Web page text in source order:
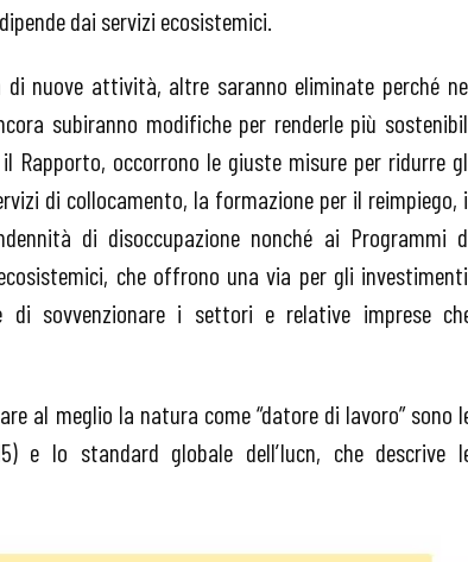
dai servizi ecosistemici.
nuove attività, altre saranno eliminate perché
subiranno modifiche per renderle più
Rapporto, occorrono le giuste misure per ridurre
di collocamento, la formazione per il reimpiego,
di disoccupazione nonché ai Programmi
che offrono una via per gli investimenti.
sovvenzionare i settori e relative imprese
al meglio la natura come “datore di lavoro” sono
e lo standard globale dell’Iucn, che descrive